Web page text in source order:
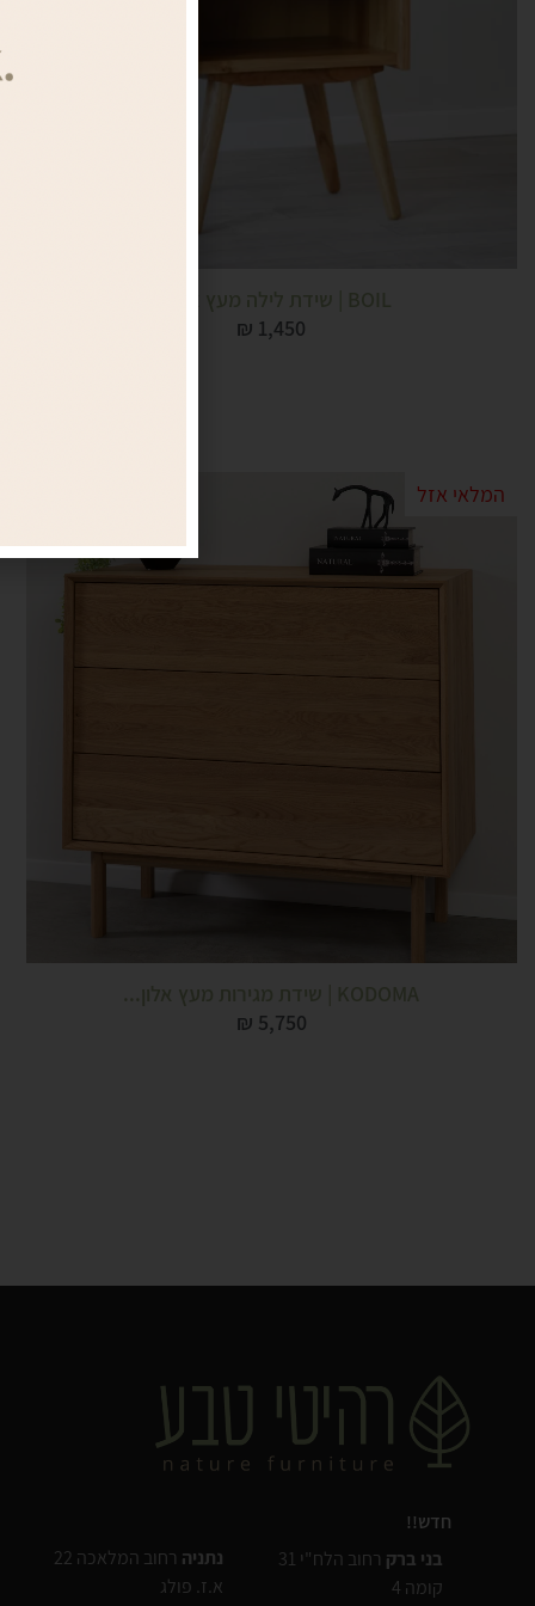
BOIL | שידת לילה מעץ אלון...
₪ 1,450
המלאי אזל
KODOMA | שידת מגירות מעץ אלון...
₪ 5,750
חדש!!
בני ברק
רחוב הלח"י 31
קומה 4
נתניה
רחוב המלאכה 22
א.ז. פולג